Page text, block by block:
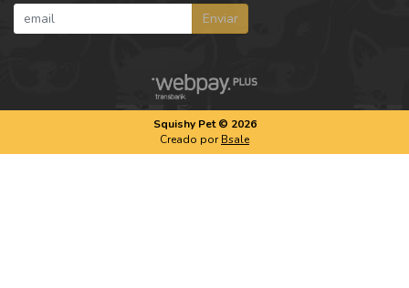
Enviar
Squishy Pet © 2026
Creado porBsale